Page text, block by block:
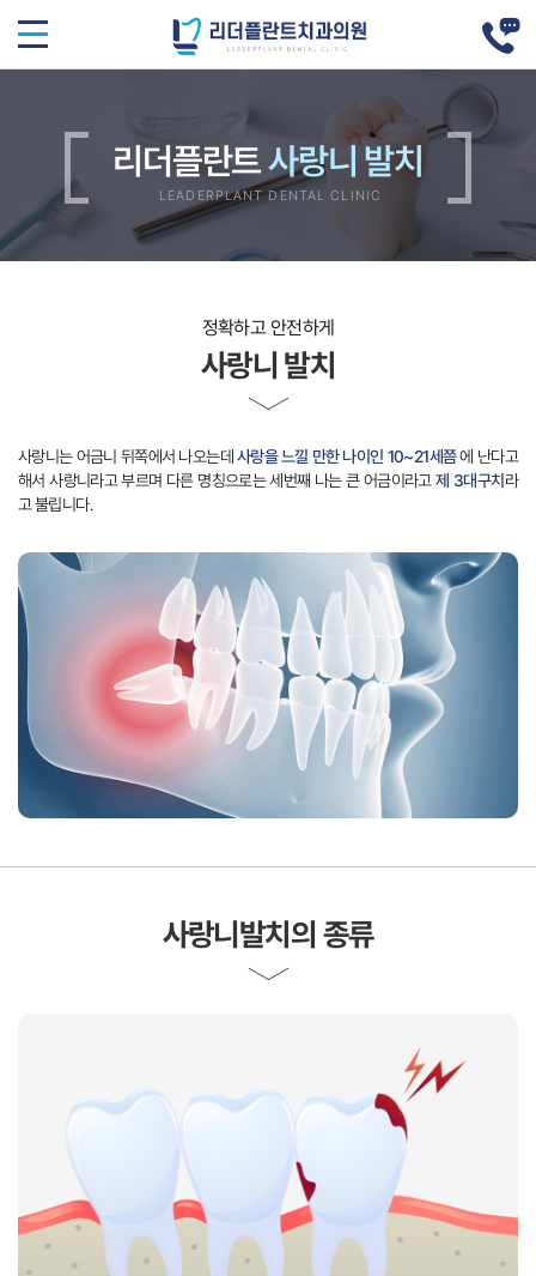
리더플란트
사랑니는 어금니 뒤쪽에서 나오는데 사랑을 느낄 만한 나이인 10~21세쯤에 난다고
다른 명칭으로는 세번째 나는 큰 어금이라고